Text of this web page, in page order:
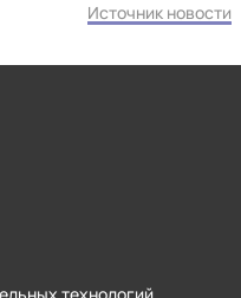
Источник новости